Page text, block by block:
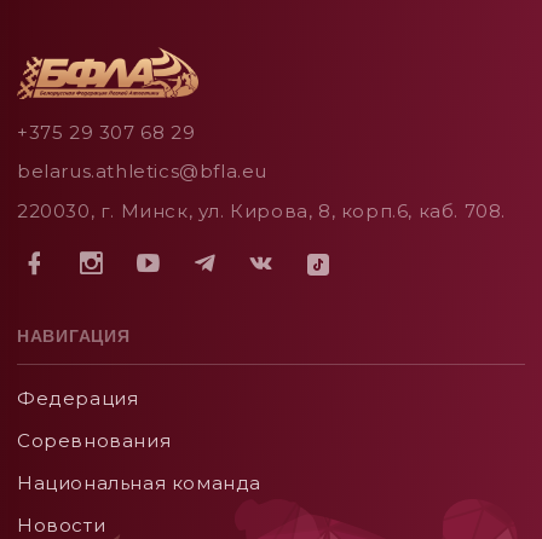
+375 29 307 68 29
belarus.athletics@bfla.eu
220030, г. Минск, ул. Кирова, 8, корп.6, каб. 708.
НАВИГАЦИЯ
Федерация
Соревнования
Национальная команда
Новости